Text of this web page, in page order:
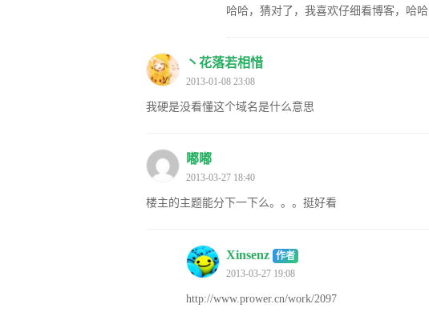
哈哈，猜对了，我喜欢仔细看博客，哈哈
丶花落若相惜
2013-01-08 23:08
我硬是没看懂这个域名是什么意思
嘟嘟
2013-03-27 18:40
楼主的主题能分下一下么。。。挺好看
Xinsenz 作者
2013-03-27 19:08
http://www.prower.cn/work/2097